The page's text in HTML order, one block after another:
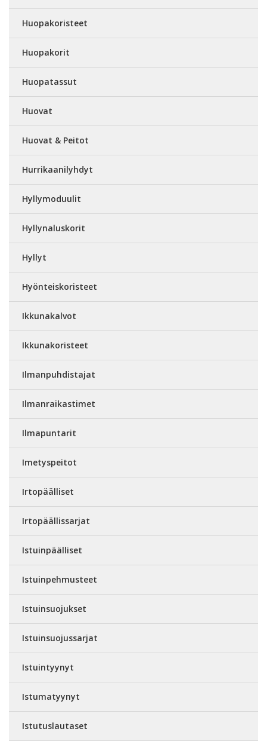
Huopakoristeet
Huopakorit
Huopatassut
Huovat
Huovat & Peitot
Hurrikaanilyhdyt
Hyllymoduulit
Hyllynaluskorit
Hyllyt
Hyönteiskoristeet
Ikkunakalvot
Ikkunakoristeet
Ilmanpuhdistajat
Ilmanraikastimet
Ilmapuntarit
Imetyspeitot
Irtopäälliset
Irtopäällissarjat
Istuinpäälliset
Istuinpehmusteet
Istuinsuojukset
Istuinsuojussarjat
Istuintyynyt
Istumatyynyt
Istutuslautaset